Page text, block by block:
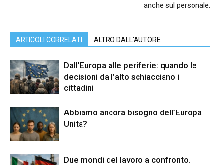
anche sul personale.
ARTICOLI CORRELATI ALTRO DALL'AUTORE
Dall’Europa alle periferie: quando le
decisioni dall’alto schiacciano i
cittadini
Abbiamo ancora bisogno dell’Europa
Unita?
Due mondi del lavoro a confronto.